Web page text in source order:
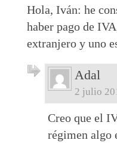
Hola, Iván: he
haber pago de
extranjero y uno
Adal
2 julio
Creo que el
régimen algo